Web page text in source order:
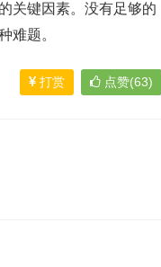
关键因素。没有足够的
难题。
打赏 点赞(63)